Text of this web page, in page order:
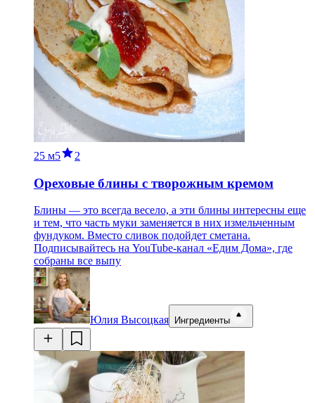
25 м5 2
Ореховые блины с творожным кремом
Блины — это всегда весело, а эти блины интересны еще
и тем, что часть муки заменяется в них измельченным
фундуком. Вместо сливок подойдет сметана.
Подписывайтесь на YouTube-канал «Едим Дома», где
собраны все выпу
Юлия Высоцкая Ингредиенты